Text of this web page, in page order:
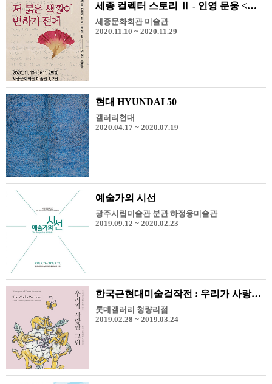
세종 컬렉터 스토리 Ⅱ - 인영 문웅 <저 붉은 색깔이 변하기 전에>
세종문화회관 미술관
2020.11.10 ~ 2020.11.29
현대 HYUNDAI 50
갤러리현대
2020.04.17 ~ 2020.07.19
예술가의 시선
광주시립미술관 분관 하정웅미술관
2019.09.12 ~ 2020.02.23
한국근현대미술걸작전 : 우리가 사랑한 그림
롯데갤러리 청량리점
2019.02.28 ~ 2019.03.24